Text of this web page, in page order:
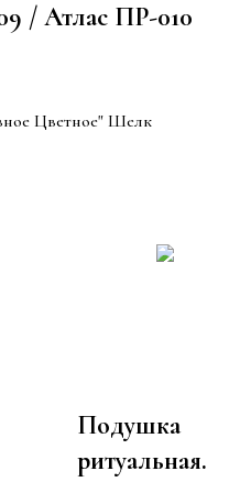
/ Атлас ПР-010
Цветное" Шелк
Подушка
ритуальная